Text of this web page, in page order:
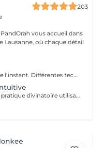
203
vous accueil dans
Lausanne, où chaque détail
Ce soin se fait selon la guidance de l'instant. Différentes techniques peuvent être utilisées et se combiner entre elles selon les besoins. Après avoir fixé un objectif de travail pour la séance, le receveur est invité à se détendre alors que la thérapeute se laissera guider par les informations ou les gestes à accomplir pour effectuer le soin.
Le tirage de cartes Belline est une pratique divinatoire utilisant un jeu de 53 cartes, créé par l'astrologue Claude Belline. Chaque carte a une signification spécifique et est associée à des symboles et des couleurs. Chaque position représente un aspect de la vie du consultant, comme le passé, le présent, l'avenir, les obstacles ou les conseils. L'interprétation se base sur les cartes tirées et leur agencement, offrant des perspectives sur les événement à venir, les choix à faire ou les influences en jeu. C'est un outil pour la réflexion personnelle et l'introspection. Je vous propose un premier tirage de cartes afin de clarifier certaines situations que vous traversez. Lors de cette première consultation, nous aurons la possibilité d'effectuer deux tirages supplémentaire si nécessaire. Si vous ressentez le besoin d'un approfondissement, nous pourrons convenir d'une autre séance, que ce soit pour un tirage complémentaire ou pour un soin énergétique. De plus, il est possible qu'un texte en écriture intuitive émerge durant notre séance. Cela ne se produit pas systématiquement, mais cela peut vous apporter des informations supplémentaires. N'hésitez pas à me faire part de vos questions ou de vos attentes. Les tirages se font à distance pas besoin de fixer de RDV. Pour planifier un tirage merci de me contacter par mail ou par whatsapp : Institut@pandorah.ch 0799478028 Au plaisir de vous accompagner dans ce processus :-) Paola